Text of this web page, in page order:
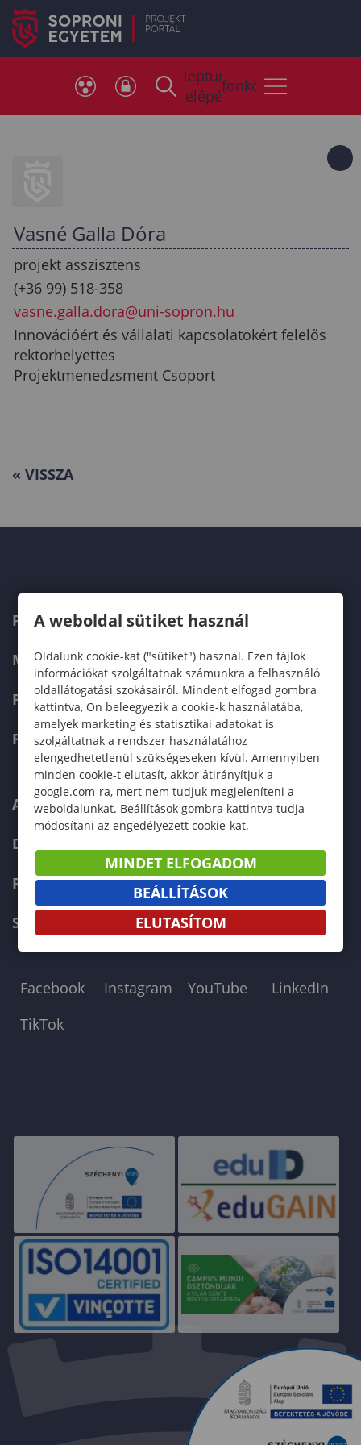
Neptun
belépés
Telefonkönyv
Vasné Galla Dóra
projekt asszisztens
(+36 99) 518-358
vasne.galla.dora@uni-sopron.hu
Innovációért és vállalati kapcsolatokért felelős
rektorhelyettes
Projektmenedzsment Csoport
« VISSZA
FŐOLDAL
MUNKATÁRSAINK
PROJEKTEK
PÁLYÁZÓKNAK
ARCHÍVUM
DOKUMENTUMOK
RRF MEGVALÓSÍTÓKNAK
SOE FŐOLDAL
Facebook Instagram YouTube
LinkedIn
TikTok
A weboldal sütiket használ
Oldalunk cookie-kat ("sütiket") használ. Ezen fájlok
információkat szolgáltatnak számunkra a felhasználó
oldallátogatási szokásairól. Mindent elfogad gombra
kattintva, Ön beleegyezik a cookie-k használatába,
amelyek marketing és statisztikai adatokat is
szolgáltatnak a rendszer használatához
elengedhetetlenül szükségeseken kívül. Amennyiben
minden cookie-t elutasít, akkor átirányítjuk a
google.com-ra, mert nem tudjuk megjeleníteni a
weboldalunkat. Beállítások gombra kattintva tudja
módosítani az engedélyezett cookie-kat.
MINDET ELFOGADOM
BEÁLLÍTÁSOK
ELUTASÍTOM